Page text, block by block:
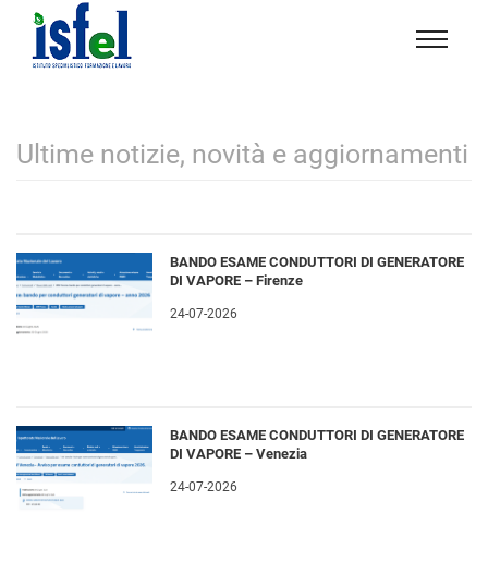
Isfel
formazione
Ultime notizie, novità e aggiornamenti
BANDO ESAME CONDUTTORI DI GENERATORE
DI VAPORE – Firenze
24-07-2026
BANDO ESAME CONDUTTORI DI GENERATORE
DI VAPORE – Venezia
24-07-2026